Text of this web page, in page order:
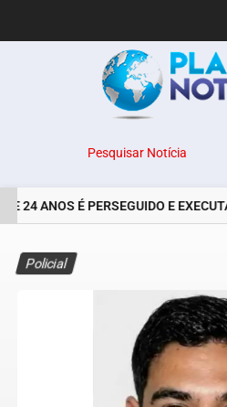
Pesquisar Notícia
24 ANOS É PERSEGUIDO E
Policial